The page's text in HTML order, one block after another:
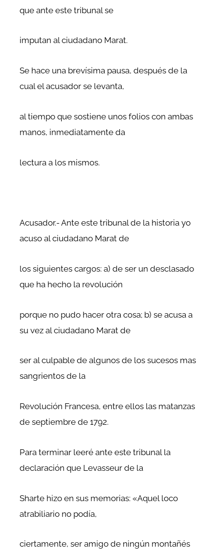
que ante este tribunal se
imputan al ciudadano Marat.
Se hace una brevísima pausa, después de la
cual el acusador se levanta,
al tiempo que sostiene unos folios con ambas
manos, inmediatamente da
lectura a los mismos.
Acusador.- Ante este tribunal de la historia yo
acuso al ciudadano Marat de
los siguientes cargos: a) de ser un desclasado
que ha hecho la revolución
porque no pudo hacer otra cosa; b) se acusa a
su vez al ciudadano Marat de
ser al culpable de algunos de los sucesos mas
sangrientos de la
Revolución Francesa, entre ellos las matanzas
de septiembre de 1792.
Para terminar leeré ante este tribunal la
declaración que Levasseur de la
Sharte hizo en sus memorias: «Aquel loco
atrabiliario no podía,
ciertamente, ser amigo de ningún montañés